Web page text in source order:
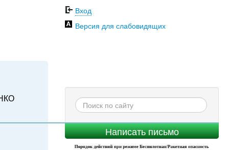
Вход
Версия для слабовидящих
Написать письмо